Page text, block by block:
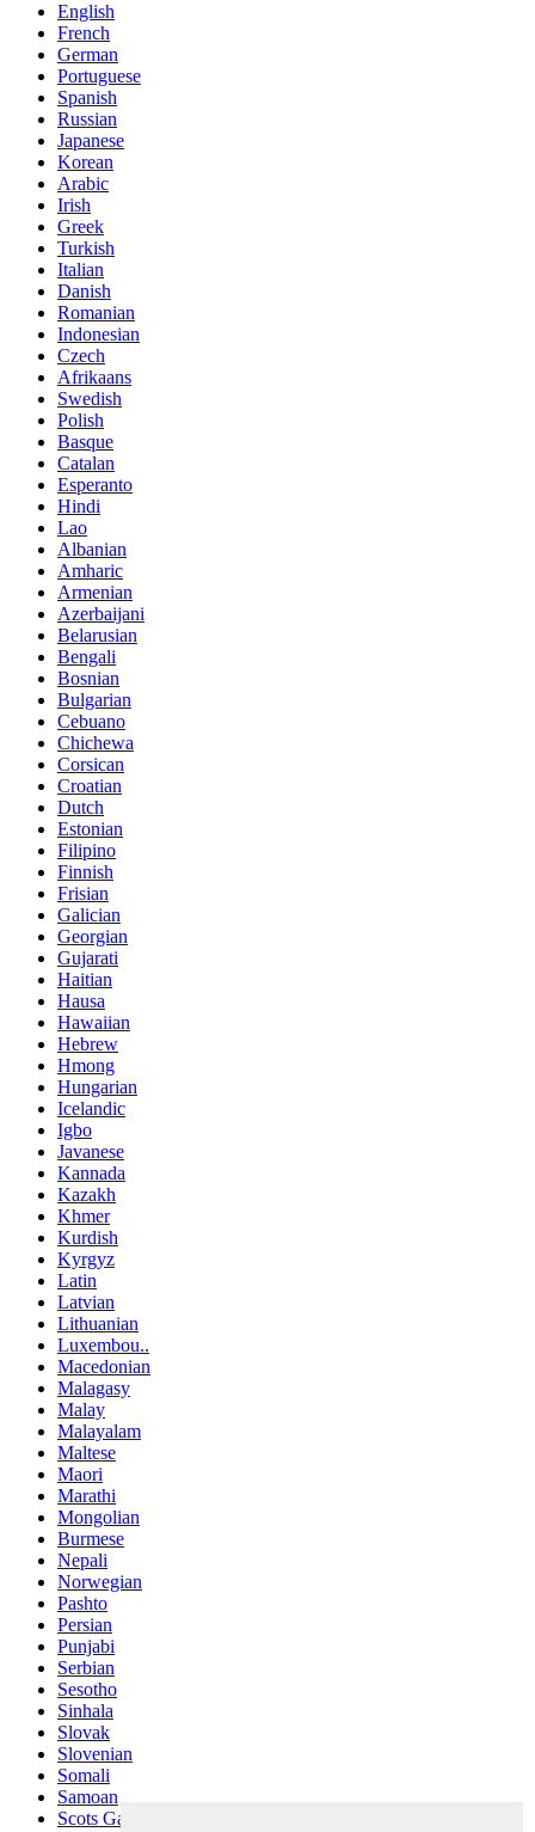
English
French
German
Portuguese
Spanish
Russian
Japanese
Korean
Arabic
Irish
Greek
Turkish
Italian
Danish
Romanian
Indonesian
Czech
Afrikaans
Swedish
Polish
Basque
Catalan
Esperanto
Hindi
Lao
Albanian
Amharic
Armenian
Azerbaijani
Belarusian
Bengali
Bosnian
Bulgarian
Cebuano
Chichewa
Corsican
Croatian
Dutch
Estonian
Filipino
Finnish
Frisian
Galician
Georgian
Gujarati
Haitian
Hausa
Hawaiian
Hebrew
Hmong
Hungarian
Icelandic
Igbo
Javanese
Kannada
Kazakh
Khmer
Kurdish
Kyrgyz
Latin
Latvian
Lithuanian
Luxembou..
Macedonian
Malagasy
Malay
Malayalam
Maltese
Maori
Marathi
Mongolian
Burmese
Nepali
Norwegian
Pashto
Persian
Punjabi
Serbian
Sesotho
Sinhala
Slovak
Slovenian
Somali
Samoan
Scots Gaelic